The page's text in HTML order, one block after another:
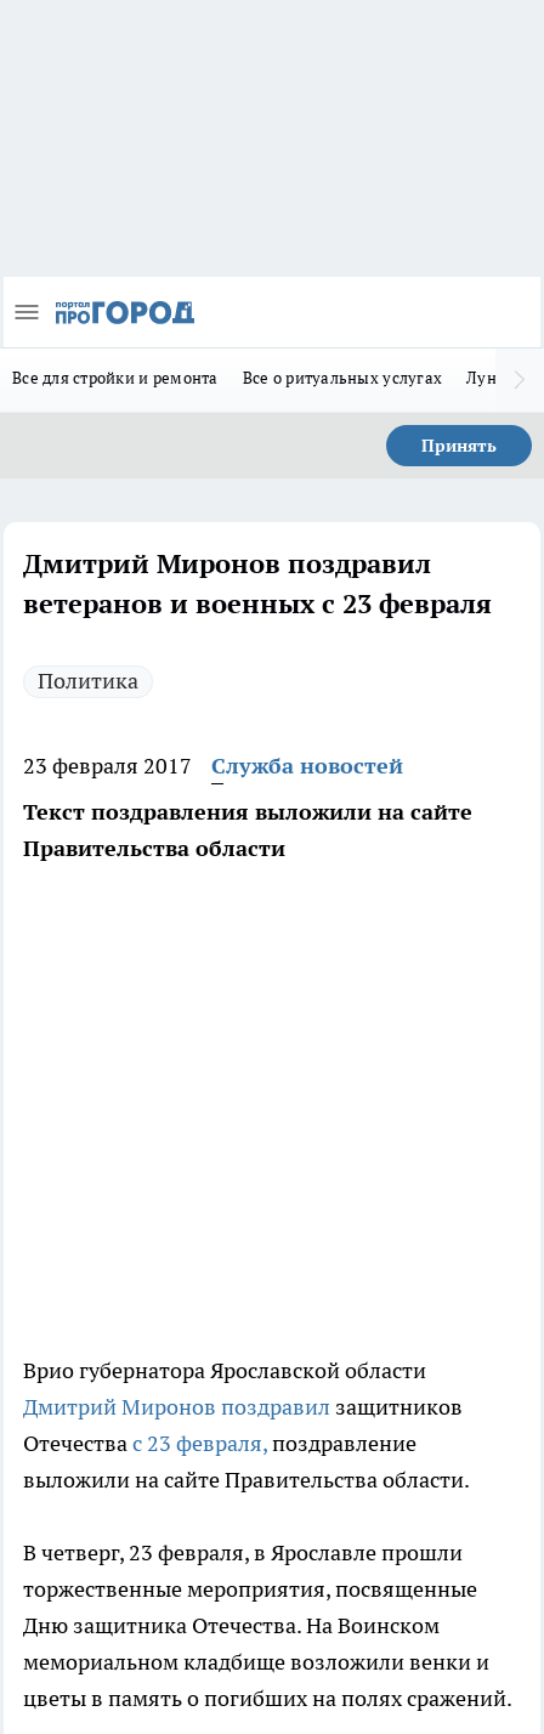
Все для стройки и ремонта Все о ритуальных услугах Лунно-
Принять
Дмитрий Миронов поздравил
ветеранов и военных с 23 февраля
Политика
23 февраля 2017
Служба новостей
Текст поздравления выложили на сайте
Правительства области
Врио губернатора Ярославской области
Дмитрий Миронов поздравил защитников
Отечествас 23 февраля,поздравление
выложили на сайте Правительства области.
В четверг, 23 февраля, в Ярославле прошли
торжественные мероприятия, посвященные
Дню защитника Отечества. На Воинском
мемориальном кладбище возложили венки и
цветы в память о погибших на полях сражений.